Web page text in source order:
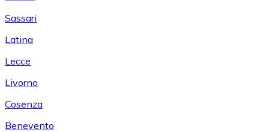
Sassari
Latina
Lecce
Livorno
Cosenza
Benevento